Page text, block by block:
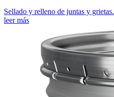
Sellado y relleno de juntas y grietas.
leer más